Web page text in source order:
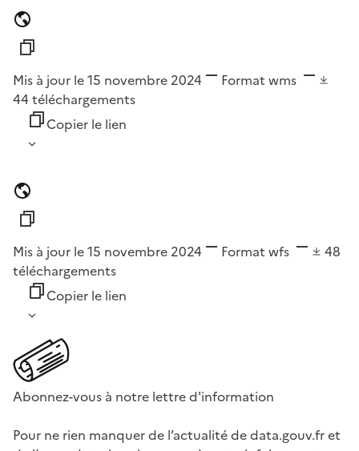
Mis à jour le 15 novembre 2024 Format wms
44 téléchargements
Copier le lien
Mis à jour le 15 novembre 2024 Format wfs
48
téléchargements
Copier le lien
Abonnez-vous à notre lettre d'information
Pour ne rien manquer de l’actualité de data.gouv.fr et